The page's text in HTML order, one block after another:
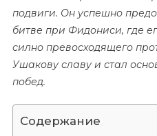
подвиги. Он успешно
битве при Фидониси, где
силно превосходящего
Ушакову славу и стал
побед.
Содержание